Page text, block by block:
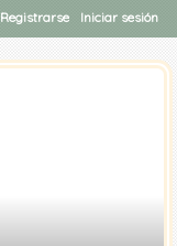
Registrarse Iniciar sesión